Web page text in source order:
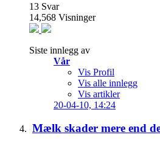
13 Svar
14,568 Visninger
Siste innlegg av
Vår
Vis Profil
Vis alle innlegg
Vis artikler
20-04-10, 14:24
Mælk skader mere end